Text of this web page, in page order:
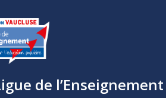
de l’Enseignement